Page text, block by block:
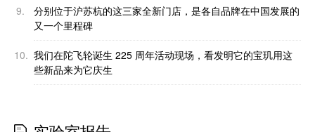
9.
分别位于沪苏杭的这三家全新门店，是各自品牌在中国发展的
又一个里程碑
10. 我们在陀飞轮诞生 225 周年活动现场，看发明它的宝玑用这
些新品来为它庆生